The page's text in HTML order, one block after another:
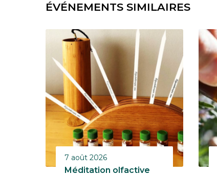
ÉVÉNEMENTS SIMILAIRES
7 août 2026
Méditation olfactive